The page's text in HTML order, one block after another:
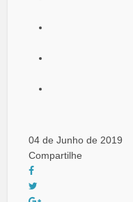
04 de Junho de 2019
Compartilhe